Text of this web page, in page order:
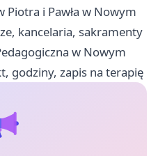
Piotra i Pawła w Nowym
kancelaria, sakramenty
w Nowym
godziny, zapis na terapię